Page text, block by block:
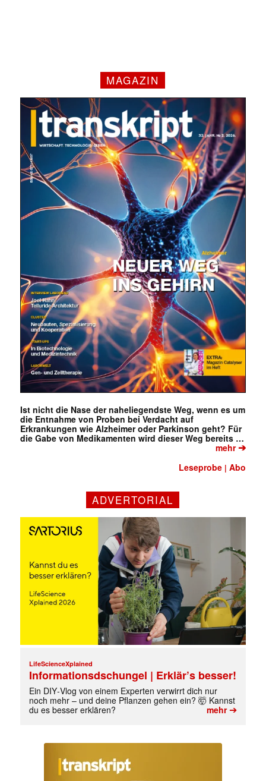
✕
MAGAZIN
Ist nicht die Nase der naheliegendste Weg, wenn es um
die Entnahme von Proben bei Verdacht auf
Erkrankungen wie Alzheimer oder Parkinson geht? Für
die Gabe von Medikamenten wird dieser Weg bereits …
mehr➔
Leseprobe |Abo
ADVERTORIAL
LifeScienceXplained
Informationsdschungel | Erklär’s besser!
Ein DIY‑Vlog von einem Experten verwirrt dich nur
noch mehr – und deine Pflanzen gehen ein? 🤯 Kannst
du es besser erklären?
mehr➔